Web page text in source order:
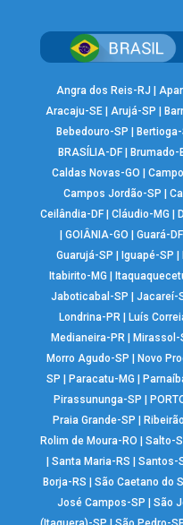
Angra dos Reis-RJ
Aracaju-SE |Arujá-SP
Bebedouro-SP
BRASÍLIA-DF| Brumado-
Caldas Novas-GO
|
Campos Jordão-SP
Ceilândia-DF| Cláudio-MG
GOIÂNIA-GO Guará-DF
Guarujá-SP
Iguapé-SP
Itabirito-MG
Jaboticabal-SP
Jacareí-
Londrina-PR| Luís
Medianeira-PR
Mirassol-
Morro Agudo-SP
Novo
SP
Paracatu-MG
Pirassununga-SP
Praia Grande-SP
Rolim de Moura-RO
Salto-
|Santa Maria-RS |Santos-
Borja-RS
|São Caetano do
José Campos-SP
|São